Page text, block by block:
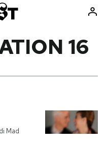
Storie/Idee
16
Mad